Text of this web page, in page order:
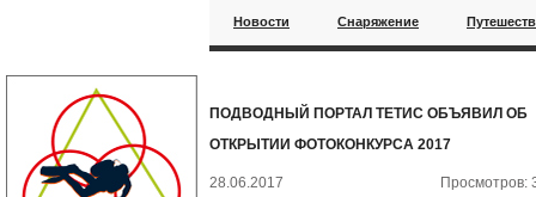
Новости Снаряжение
ПОДВОДНЫЙ ПОРТАЛ ТЕТИС ОБЪЯВИЛ ОБ
ОТКРЫТИИ ФОТОКОНКУРСА 2017
28.06.2017 Просмотров: